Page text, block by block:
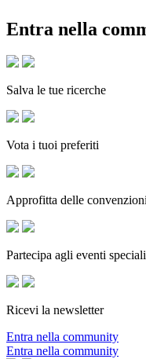
Entra nella
Salva le tue ricerche
Vota i tuoi preferiti
Approfitta delle
Partecipa agli eventi speciali
Ricevi la newsletter
Entra nella community
Entra nella community